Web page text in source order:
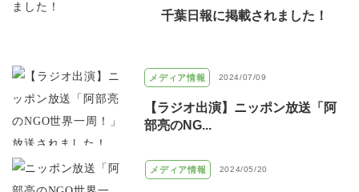
千葉日報に掲載されました！
メディア情報 2024/07/09
【ラジオ出演】ニッポン放送「阿
部亮のNG...
メディア情報 2024/05/20